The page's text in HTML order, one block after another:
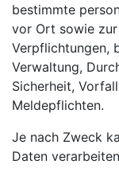
bestimmte
vor Ort sowie
Verpflichtungen,
Verwaltung,
Sicherheit,
Meldepflichten.
Je nach Zweck
Daten